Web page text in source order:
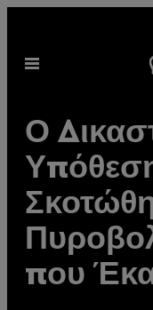
περιεχόμενο
Ανοίξτε
Ο
που